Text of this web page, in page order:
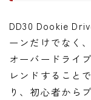
DD30 Dookie
ーンだけでなく
オーバードライ
レンドすること
り、初心者から